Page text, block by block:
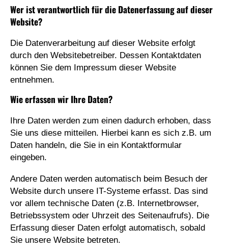
Wer ist verantwortlich für die Datenerfassung auf dieser
Website?
Die Datenverarbeitung auf dieser Website erfolgt
durch den Websitebetreiber. Dessen Kontaktdaten
können Sie dem Impressum dieser Website
entnehmen.
Wie erfassen wir Ihre Daten?
Ihre Daten werden zum einen dadurch erhoben, dass
Sie uns diese mitteilen. Hierbei kann es sich z.B. um
Daten handeln, die Sie in ein Kontaktformular
eingeben.
Andere Daten werden automatisch beim Besuch der
Website durch unsere IT-Systeme erfasst. Das sind
vor allem technische Daten (z.B. Internetbrowser,
Betriebssystem oder Uhrzeit des Seitenaufrufs). Die
Erfassung dieser Daten erfolgt automatisch, sobald
Sie unsere Website betreten.